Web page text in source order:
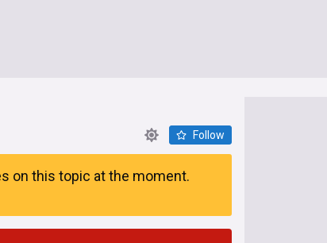
Follow
on this topic at the moment.